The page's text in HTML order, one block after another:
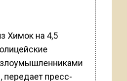
Химок на 4,5
злоумышленниками
передает пресс-